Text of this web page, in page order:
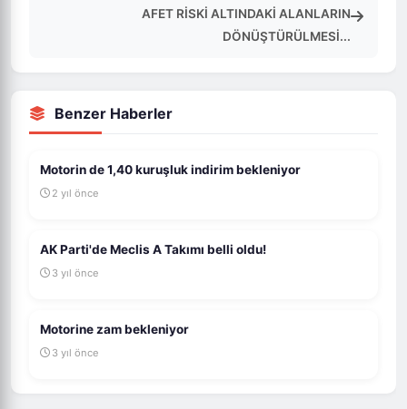
AFET RİSKİ ALTINDAKİ ALANLARIN
DÖNÜŞTÜRÜLMESİ...
Benzer Haberler
Motorin de 1,40 kuruşluk indirim bekleniyor
2 yıl önce
AK Parti'de Meclis A Takımı belli oldu!
3 yıl önce
Motorine zam bekleniyor
3 yıl önce